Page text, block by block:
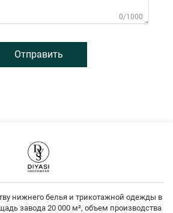
0/1000
Отправить
нижнего белья и трикотажной одежды в
завода 20 000 м², объем производства